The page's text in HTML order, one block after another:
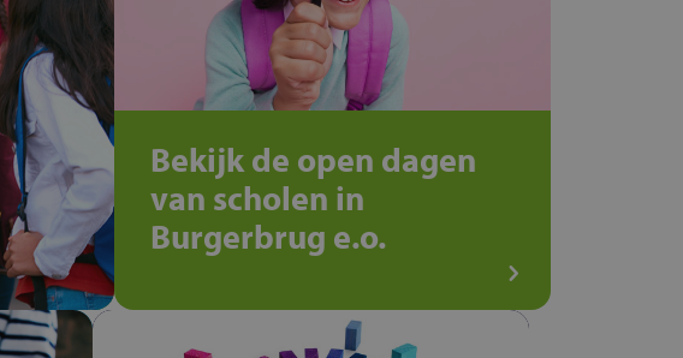
Bekijk de open dagen
van scholen in
Burgerbrug e.o.